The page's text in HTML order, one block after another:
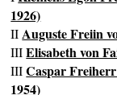
1926)
IIAuguste Freiin
IIIElisabeth von
IIICaspar
1954)